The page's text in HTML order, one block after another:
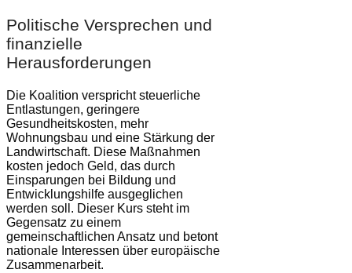
Politische Versprechen und
finanzielle
Herausforderungen
Die Koalition verspricht steuerliche
Entlastungen, geringere
Gesundheitskosten, mehr
Wohnungsbau und eine Stärkung der
Landwirtschaft. Diese Maßnahmen
kosten jedoch Geld, das durch
Einsparungen bei Bildung und
Entwicklungshilfe ausgeglichen
werden soll. Dieser Kurs steht im
Gegensatz zu einem
gemeinschaftlichen Ansatz und betont
nationale Interessen über europäische
Zusammenarbeit.